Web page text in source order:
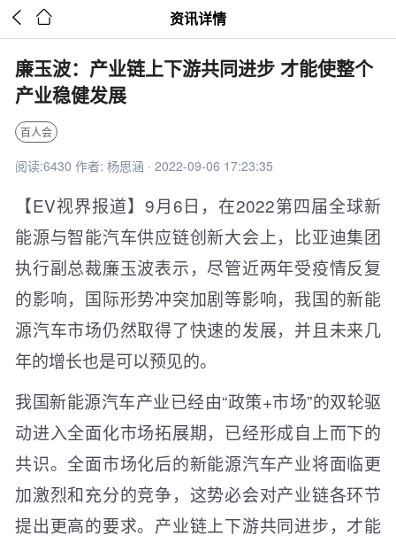
  资讯详情
廉玉波：产业链上下游共同进步 才能使整个
产业稳健发展
百人会
阅读:6430 作者: 杨思涵 · 2022-09-06 17:23:35
【EV视界报道】9月6日，在2022第四届全球新
能源与智能汽车供应链创新大会上，比亚迪集团
执行副总裁廉玉波表示，尽管近两年受疫情反复
的影响，国际形势冲突加剧等影响，我国的新能
源汽车市场仍然取得了快速的发展，并且未来几
年的增长也是可以预见的。
我国新能源汽车产业已经由“政策+市场”的双轮驱
动进入全面化市场拓展期，已经形成自上而下的
共识。全面市场化后的新能源汽车产业将面临更
加激烈和充分的竞争，这势必会对产业链各环节
提出更高的要求。产业链上下游共同进步，才能